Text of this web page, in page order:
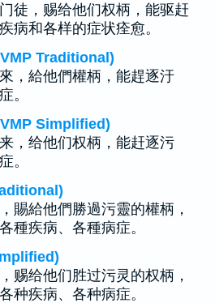
徒，赐给他们权柄，能驱赶
病和各样的症状痊愈。
Traditional)
，給他們權柄，能趕逐汙
。
Simplified)
，给他们权柄，能赶逐污
。
賜給他們勝過污靈的權柄，
種疾病、各種病症。
赐给他们胜过污灵的权柄，
种疾病、各种病症。